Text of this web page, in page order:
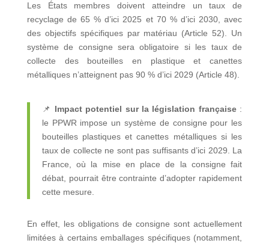
Les États membres doivent atteindre un taux de
recyclage de 65 % d’ici 2025 et 70 % d’ici 2030, avec
des objectifs spécifiques par matériau (Article 52). Un
système de consigne sera obligatoire si les taux de
collecte des bouteilles en plastique et canettes
métalliques n’atteignent pas 90 % d’ici 2029 (Article 48).
📌 Impact potentiel sur la législation française:
le PPWR impose un système de consigne pour les
bouteilles plastiques et canettes métalliques si les
taux de collecte ne sont pas suffisants d’ici 2029. La
France, où la mise en place de la consigne fait
débat, pourrait être contrainte d’adopter rapidement
cette mesure.
En effet, les obligations de consigne sont actuellement
limitées à certains emballages spécifiques (notamment,